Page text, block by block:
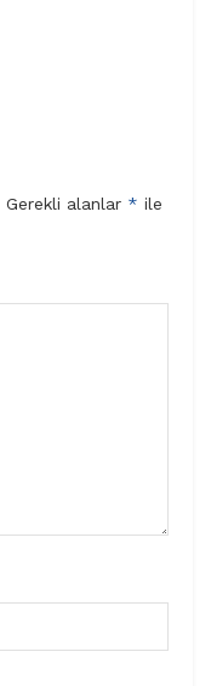
Gerekli alanlar * ile